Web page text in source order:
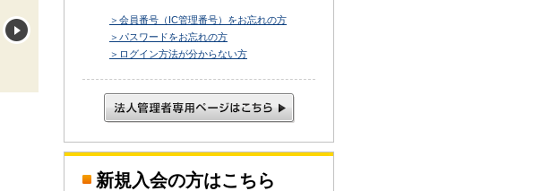
＞会員番号（IC管理番号）をお忘れの方
＞パスワードをお忘れの方
＞ログイン方法が分からない方
新規入会の方はこちら